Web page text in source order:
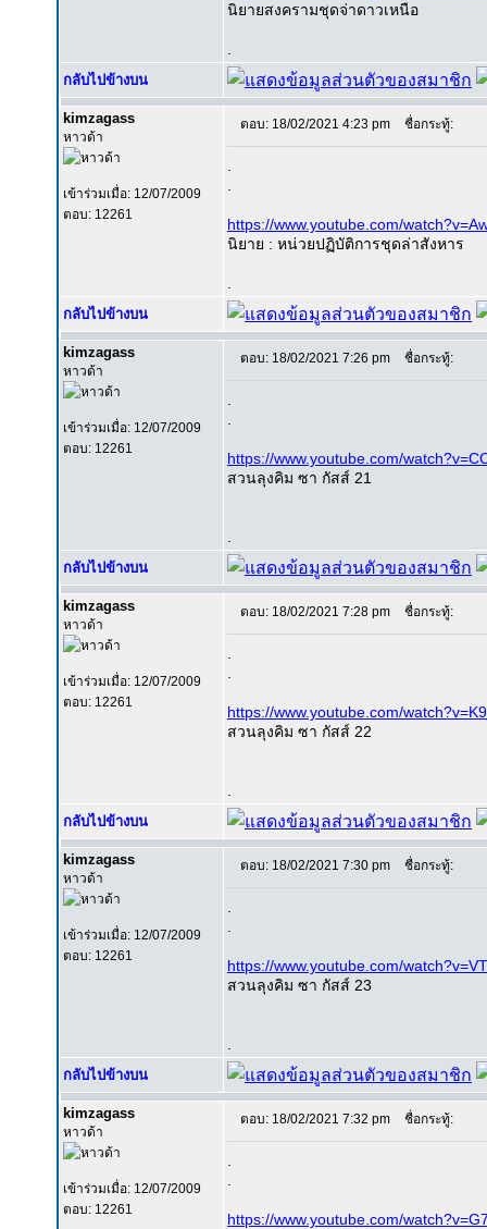
นิยายสงครามชุดจ่าดาวเหนือ
กลับไปข้างบน
kimzagass
หาวด้า
เข้าร่วมเมื่อ: 12/07/2009
ตอบ: 12261
ตอบ: 18/02/2021 4:23 pm ชื่อกระทู้:
https://www.youtube.com/
นิยาย : หน่วยปฏิบัติการชุดล่าสังหาร
กลับไปข้างบน
kimzagass
หาวด้า
เข้าร่วมเมื่อ: 12/07/2009
ตอบ: 12261
ตอบ: 18/02/2021 7:26 pm ชื่อกระทู้:
https://www.youtube.com/
สวนลุงคิม ซา กัสส์ 21
กลับไปข้างบน
kimzagass
หาวด้า
เข้าร่วมเมื่อ: 12/07/2009
ตอบ: 12261
ตอบ: 18/02/2021 7:28 pm ชื่อกระทู้:
https://www.youtube.com/
สวนลุงคิม ซา กัสส์ 22
กลับไปข้างบน
kimzagass
หาวด้า
เข้าร่วมเมื่อ: 12/07/2009
ตอบ: 12261
ตอบ: 18/02/2021 7:30 pm ชื่อกระทู้:
https://www.youtube.com/
สวนลุงคิม ซา กัสส์ 23
กลับไปข้างบน
kimzagass
หาวด้า
เข้าร่วมเมื่อ: 12/07/2009
ตอบ: 12261
ตอบ: 18/02/2021 7:32 pm ชื่อกระทู้:
https://www.youtube.com/